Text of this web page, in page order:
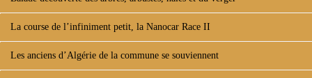
La course de l’infiniment petit, la Nanocar Race II
Les anciens d’Algérie de la commune se souviennent